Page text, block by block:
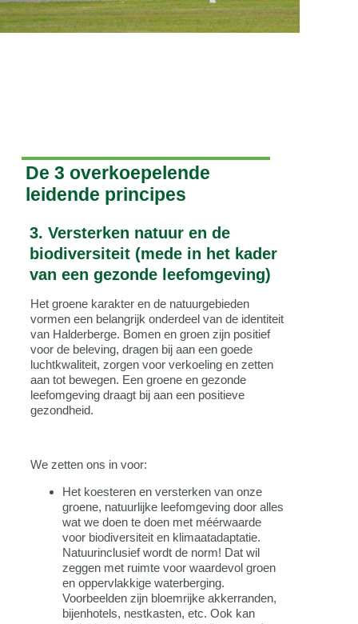
Het groene karakter en de natuurgebieden
vormen een belangrijk onderdeel van de identiteit
van Halderberge. Bomen en groen zijn positief
voor de beleving, dragen bij aan een goede
luchtkwaliteit, zorgen voor verkoeling en zetten
aan tot bewegen. Een groene en gezonde
leefomgeving draagt bij aan een positieve
gezondheid.
We zetten ons in voor:
Het koesteren en versterken van onze
groene, natuurlijke leefomgeving door alles
wat we doen te doen met méérwaarde
voor biodiversiteit en klimaatadaptatie.
Natuurinclusief wordt de norm! Dat wil
zeggen met ruimte voor waardevol groen
en oppervlakkige waterberging.
Voorbeelden zijn bloemrijke akkerranden,
bijenhotels, nestkasten, etc. Ook kan
3. Versterken natuur en de
biodiversiteit (mede in het kader
van een gezonde leefomgeving)
De 3 overkoepelende
leidende principes